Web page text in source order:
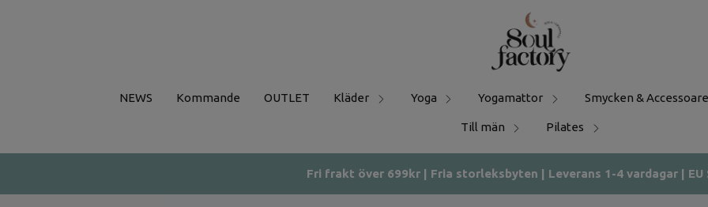
NEWS Kommande OUTLET Kläder Yoga Yogamattor Smycken &
Till män Pilates
Fri frakt över 699kr | Fria storleksbyten | Leverans 1-4 vardagar | EU